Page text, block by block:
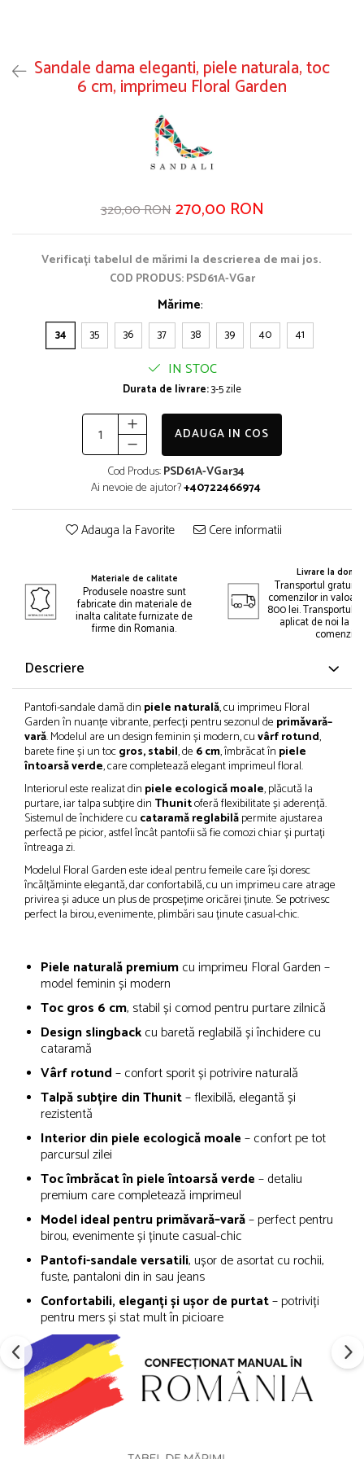
Sandale dama eleganti, piele naturala, toc
6 cm, imprimeu Floral Garden
320,00 RON 270,00 RON
Verificați tabelul de mărimi la descrierea de mai jos.
COD PRODUS: PSD61A-VGar
Mărime:
34 35 36 37 38 39 40 41
IN STOC
Durata de livrare:3-5 zile
ADAUGA IN COS
Cod Produs:PSD61A-VGar34
Ai nevoie de ajutor?+40722466974
Adauga la Favorite Cere informatii
Materiale de calitate
Produsele noastre sunt
fabricate din materiale de
inalta calitate furnizate de
firme din Romania.
Livrare la
Transportul gratuit
comenzilor in
800 lei. Transportul
aplicat de noi la
comenzii.
Descriere
Pantofi-sandale damă din piele naturală, cu imprimeu Floral
Garden în nuanțe vibrante, perfecți pentru sezonul de primăvară–
vară. Modelul are un design feminin și modern, cuvârf rotund,
barete fine și un tocgros, stabil, de 6 cm, îmbrăcat în piele
întoarsă verde, care completează elegant imprimeul floral.
Interiorul este realizat din piele ecologică moale, plăcută la
purtare, iar talpa subțire din Thunitoferă flexibilitate și aderență.
Sistemul de închidere cu cataramă reglabilăpermite ajustarea
perfectă pe picior, astfel încât pantofii să fie comozi chiar și purtați
întreaga zi.
Modelul Floral Garden este ideal pentru femeile care își doresc
încălțăminte elegantă, dar confortabilă, cu un imprimeu care atrage
privirea și aduce un plus de prospețime oricărei ținute. Se potrivesc
perfect la birou, evenimente, plimbări sau ținute casual-chic.
Piele naturală premiumcu imprimeu Floral Garden –
model feminin și modern
Toc gros 6 cm, stabil și comod pentru purtare zilnică
Design slingbackcu baretă reglabilă și închidere cu
cataramă
Vârf rotund– confort sporit și potrivire naturală
Talpă subțire din Thunit– flexibilă, elegantă și
rezistentă
Interior din piele ecologică moale– confort pe tot
parcursul zilei
Toc îmbrăcat în piele întoarsă verde– detaliu
premium care completează imprimeul
Model ideal pentru primăvară–vară– perfect pentru
birou, evenimente și ținute casual-chic
Pantofi-sandale versatili, ușor de asortat cu rochii,
fuste, pantaloni din in sau jeans
Confortabili, eleganți și ușor de purtat– potriviți
pentru mers și stat mult în picioare